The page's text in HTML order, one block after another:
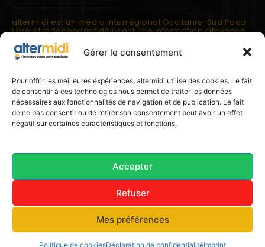
Gérer le consentement
Pour offrir les meilleures expériences, altermidi utilise des cookies. Le fait
de consentir à ces technologies nous permet de traiter les données
nécessaires aux fonctionnalités de navigation et de publication. Le fait
de ne pas consentir ou de retirer son consentement peut avoir un effet
négatif sur certaines caractéristiques et fonctions.
Accepter
Refuser
Mes préférences
Politique de cookiesDéclaration de confidentialitéImprint
altermidi est un média interrégional Occitanie-Sud Paca
libre et indépendant délivrant une information citoyenne
altermidi est ouvert sur les suds, la méditerranée,
l'europe.
altermidi aborde des thématiques globales évaluées à
partir des constats de terrain ou d'analyses à l'échelon
local.
altermidi c'est l'information capitale, sans capitale.
© 2025 altermidi.org - Les amis d'altermidi
Conditions générales Politique de cookies (UE)
Avertissement